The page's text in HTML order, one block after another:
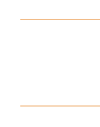
Contáctanos al